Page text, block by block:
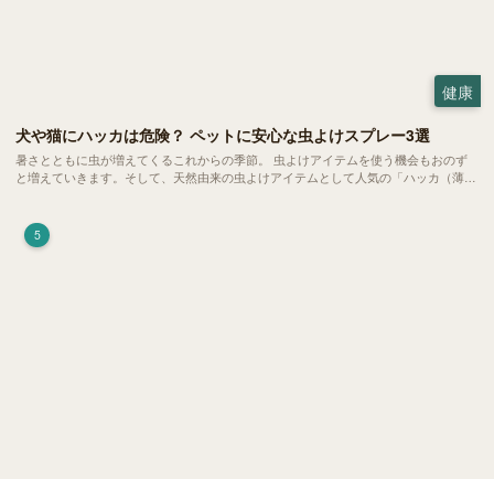
健康
犬や猫にハッカは危険？ ペットに安心な虫よけスプレー3選
暑さとともに虫が増えてくるこれからの季節。 虫よけアイテムを使う機会もおのず
と増えていきます。そして、天然由来の虫よけアイテムとして人気の「ハッカ（薄
5